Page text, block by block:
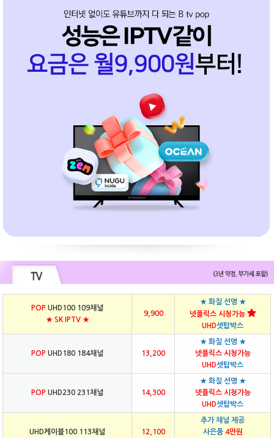
POP UHD100 109채널
★ SK IPTV ★
9,900
★ 화질 선명 ★
넷플릭스 시청가능
UHD셋탑박스
POP UHD180 184채널 13,200
★ 화질 선명 ★
넷플릭스 시청가능
UHD셋탑박스
POP UHD230 231채널 14,300
★ 화질 선명 ★
넷플릭스 시청가능
UHD셋탑박스
UHD케이블100 113채널 12,100
추가 채널 제공
사은품 4만원